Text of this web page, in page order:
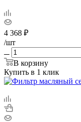
4 368 ₽
/шт
В корзину
Купить в 1 клик